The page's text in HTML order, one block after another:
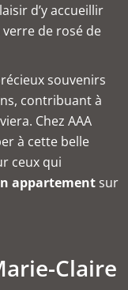
d’y accueillir
verre de rosé de
souvenirs
contribuant à
Chez AAA
à cette belle
ceux qui
appartement sur
Claire